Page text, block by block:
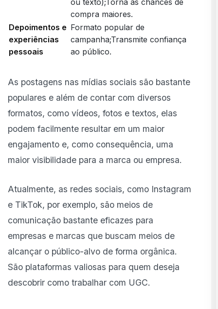
ou texto);Torna as chances de
compra maiores.
Depoimentos e
experiências
pessoais
Formato popular de
campanha;Transmite confiança
ao público.
As postagens nas mídias sociais são bastante
populares e além de contar com diversos
formatos, como vídeos, fotos e textos, elas
podem facilmente resultar em um maior
engajamento e, como consequência, uma
maior visibilidade para a marca ou empresa.
Atualmente, as redes sociais, como Instagram
e TikTok, por exemplo, são meios de
comunicação bastante eficazes para
empresas e marcas que buscam meios de
alcançar o público-alvo de forma orgânica.
São plataformas valiosas para quem deseja
descobrir como trabalhar com UGC.